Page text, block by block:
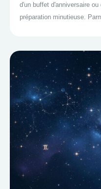
d'un buffet d'anniversaire
préparation minutieuse.